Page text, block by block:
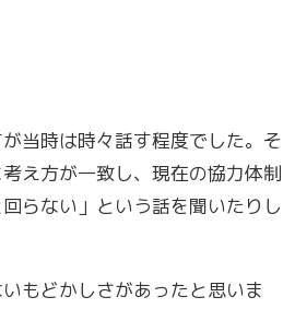
当時は時々話す程度でした。そ
え方が一致し、現在の協力体制
らない」という話を聞いたりし
もどかしさがあったと思いま